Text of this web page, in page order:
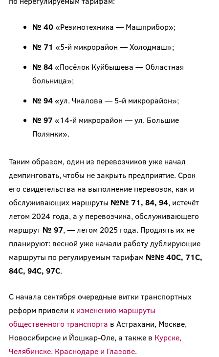
№ 40«Резинотехника — Машприбор»;
№ 71 «5-й микрорайон — Холодмаш»;
№ 84«Посёлок Куйбышева — Областная
больница»;
№ 94«ул. Чкалова — 5-й микрорайон»;
№ 97 «14-й микрорайон — ул. Большие
Полянки».
Таким образом, один из перевозчиков уже начал
демпинговать, чтобы не закрыть предприятие. Срок
его свидетельства на выполнение перевозок, как и
обслуживающих маршруты №№ 71, 84, 94, истечёт
летом 2024 года, а у перевозчика, обслуживающего
маршрут № 97, — летом 2025 года. Продлять их не
планируют: весной уже начали работу дублирующие
маршруты по регулируемым тарифам №№ 40С, 71С,
84С, 94С, 97С.
С начала сентября очередные витки транспортных
реформ привели к изменению маршруты
общественного транспорта в Астрахани, Москве,
Новосибирске и Йошкар-Оле, а также в Курске,
Челябинске, Краснодаре и Глазове.